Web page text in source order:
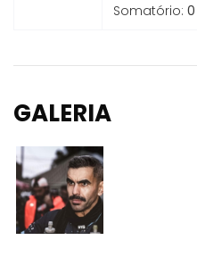
Somatório: 0
GALERIA